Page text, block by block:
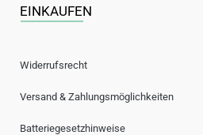
EINKAUFEN
Widerrufsrecht
Versand & Zahlungsmöglichkeiten
Batteriegesetzhinweise